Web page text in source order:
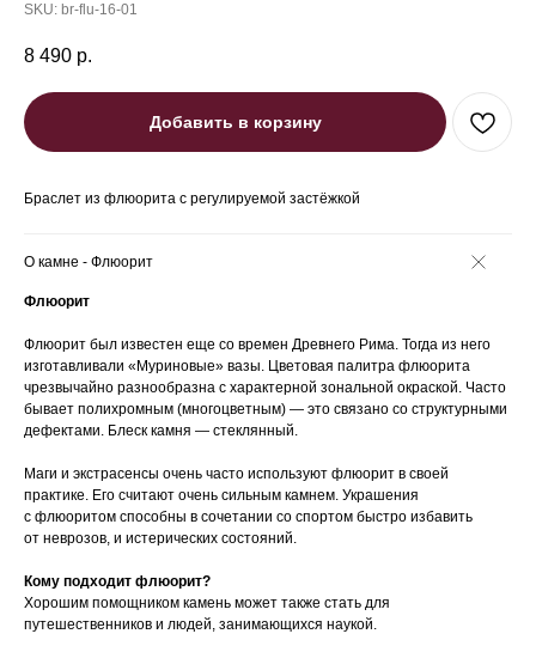
SKU: br-flu-16-01
8 490 р.
Добавить в корзину
Браслет из флюорита с регулируемой застёжкой
О камне - Флюорит
Флюорит
Флюорит был известен еще со времен Древнего Рима. Тогда из него
изготавливали «Муриновые» вазы. Цветовая палитра флюорита
чрезвычайно разнообразна с характерной зональной окраской. Часто
бывает полихромным (многоцветным) — это связано со структурными
дефектами. Блеск камня — стеклянный.
Маги и экстрасенсы очень часто используют флюорит в своей
практике. Его считают очень сильным камнем. Украшения
с флюоритом способны в сочетании со спортом быстро избавить
от неврозов, и истерических состояний.
Кому подходит флюорит?
Хорошим помощником камень может также стать для
путешественников и людей, занимающихся наукой.